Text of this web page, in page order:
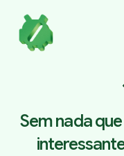
Sem nada